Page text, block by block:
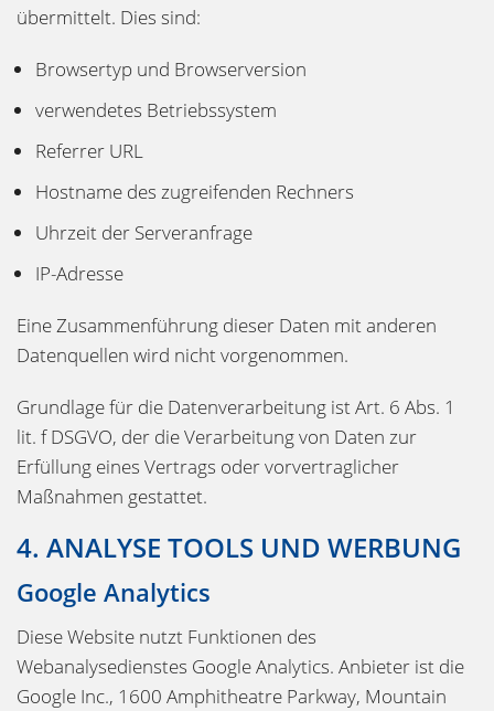
übermittelt. Dies sind:
Browsertyp und Browserversion
verwendetes Betriebssystem
Referrer URL
Hostname des zugreifenden Rechners
Uhrzeit der Serveranfrage
IP-Adresse
Eine Zusammenführung dieser Daten mit anderen
Datenquellen wird nicht vorgenommen.
Grundlage für die Datenverarbeitung ist Art. 6 Abs. 1
lit. f DSGVO, der die Verarbeitung von Daten zur
Erfüllung eines Vertrags oder vorvertraglicher
Maßnahmen gestattet.
4. ANALYSE TOOLS UND WERBUNG
Google Analytics
Diese Website nutzt Funktionen des
Webanalysedienstes Google Analytics. Anbieter ist die
Google Inc., 1600 Amphitheatre Parkway, Mountain